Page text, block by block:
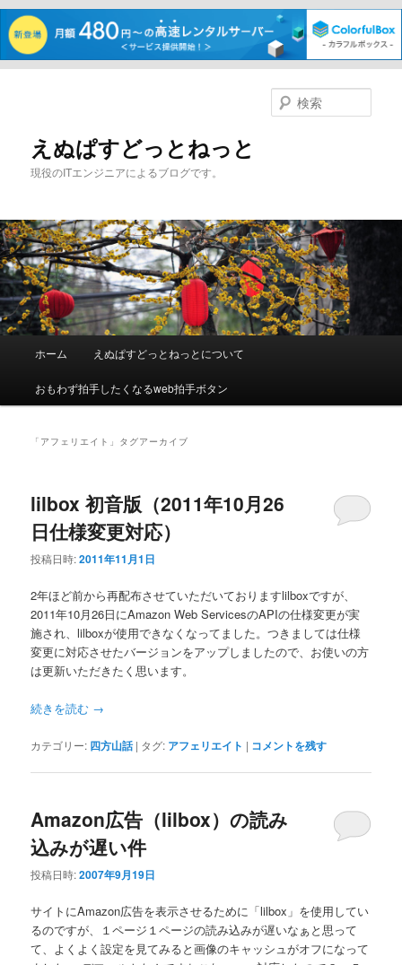
へ
移
動
移
動
えぬぱすどっとねっと
現役のITエンジニアによるブログです。
索
メ
ホーム えぬぱすどっとねっとについて
おもわず拍手したくなるweb拍手ボタン
「 アフェリエイト 」タグアーカイブ
lilbox 初音版（2011年10月26
日仕様変更対応）
投稿日時:2011年11月1日
2年ほど前から再配布させていただいておりますlilboxですが、
2011年10月26日にAmazon Web ServicesのAPIの仕様変更が実
施され、lilboxが使用できなくなってました。つきましては仕様
変更に対応させたバージョンをアップしましたので、お使いの方
は更新いただきたく思います。
続きを読む →
カテゴリー: 四方山話 | タグ: アフェリエイト | コメントを残す
Amazon広告（lilbox）の読み
込みが遅い件
投稿日時:2007年9月19日
サイトにAmazon広告を表示させるために「lilbox」を使用してい
るのですが、１ページ１ページの読み込みが遅いなぁと思って
て、よくよく設定を見てみると画像のキャッシュがオフになって